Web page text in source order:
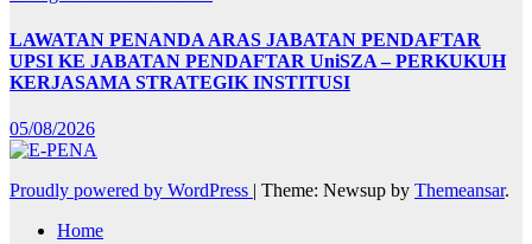
LAWATAN PENANDA ARAS JABATAN PENDAFTAR
UPSI KE JABATAN PENDAFTAR UniSZA – PERKUKUH
KERJASAMA STRATEGIK INSTITUSI
05/08/2026
Proudly powered by WordPress | Theme: Newsup by Themeansar.
Home